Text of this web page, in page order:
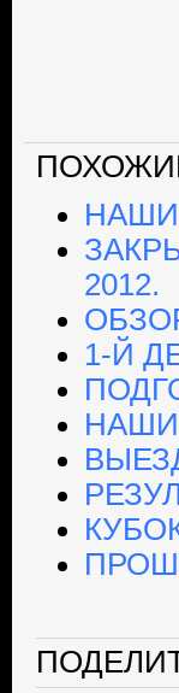
НАШИ
2012.
1-Й